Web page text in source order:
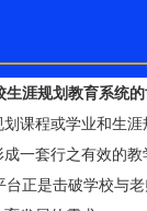
涯规划教育系统的
课程或学业和生
一套行之有效的教
台正是击破学校与